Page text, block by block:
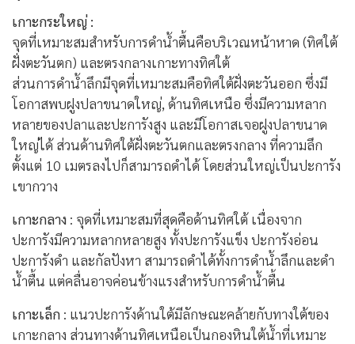
เกาะกระใหญ่ :
จุดที่เหมาะสมสำหรับการดำน้ำตื้นคือบริเวณหน้าหาด (ทิศใต้
ฝั่งตะวันตก) และตรงกลางเกาะทางทิศใต้
ส่วนการดำน้ำลึกมีจุดที่เหมาะสมคือทิศใต้ฝั่งตะวันออก ซึ่งมี
โอกาสพบฝูงปลาขนาดใหญ่, ด้านทิศเหนือ ซึ่งมีความหลาก
หลายของปลาและปะการังสูง และมีโอกาสเจอฝูงปลาขนาด
ใหญ่ได้ ส่วนด้านทิศใต้ฝั่งตะวันตกและตรงกลาง ที่ความลึก
ตั้งแต่ 10 เมตรลงไปก็สามารถดำได้ โดยส่วนใหญ่เป็นปะการัง
เขากวาง
เกาะกลาง : จุดที่เหมาะสมที่สุดคือด้านทิศใต้ เนื่องจาก
ปะการังมีความหลากหลายสูง ทั้งปะการังแข็ง ปะการังอ่อน
ปะการังดำ และกัลปังหา สามารถดำได้ทั้งการดำน้ำลึกและดำ
น้ำตื้น แต่คลื่นอาจค่อนข้างแรงสำหรับการดำน้ำตื้น
เกาะเล็ก : แนวปะการังด้านใต้มีลักษณะคล้ายกับทางใต้ของ
เกาะกลาง ส่วนทางด้านทิศเหนือเป็นกองหินใต้น้ำที่เหมาะ